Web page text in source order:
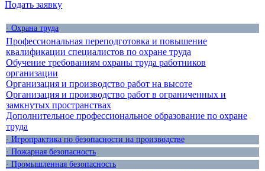
Подать заявку
· Охрана труда
Профессиональная переподготовка и повышение
квалификации специалистов по охране труда
Обучение требованиям охраны труда работников
организации
Организация и производство работ на высоте
Организация и производство работ в ограниченных и
замкнутых пространствах
Дополнительное профессиональное образование по охране
труда
· Игропрактика по безопасности на производстве
· Пожарная безопасность
· Промышленная безопасность